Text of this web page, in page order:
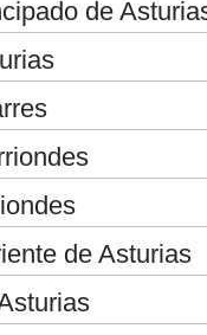
de
de Asturias